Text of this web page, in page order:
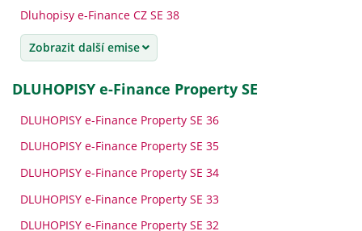
Dluhopisy e-Finance CZ SE 38
Zobrazit další emise
DLUHOPISY e-Finance Property SE
DLUHOPISY e-Finance Property SE 36
DLUHOPISY e-Finance Property SE 35
DLUHOPISY e-Finance Property SE 34
DLUHOPISY e-Finance Property SE 33
DLUHOPISY e-Finance Property SE 32